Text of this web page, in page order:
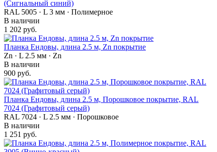
(Сигнальный синий)
RAL 5005 · L 3 мм · Полимерное
В наличии
1 202 руб.
Планка Ендовы, длина 2.5 м, Zn покрытие
Zn · L 2.5 мм · Zn
В наличии
900 руб.
Планка Ендовы, длина 2.5 м, Порошковое покрытие, RAL
7024 (Графитовый серый)
RAL 7024 · L 2.5 мм · Порошковое
В наличии
1 251 руб.